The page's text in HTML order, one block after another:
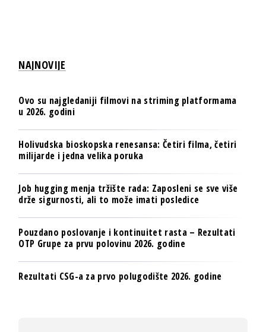
NAJNOVIJE
Ovo su najgledaniji filmovi na striming platformama
u 2026. godini
Holivudska bioskopska renesansa: Četiri filma, četiri
milijarde i jedna velika poruka
Job hugging menja tržište rada: Zaposleni se sve više
drže sigurnosti, ali to može imati posledice
Pouzdano poslovanje i kontinuitet rasta – Rezultati
OTP Grupe za prvu polovinu 2026. godine
Rezultati CSG-a za prvo polugodište 2026. godine